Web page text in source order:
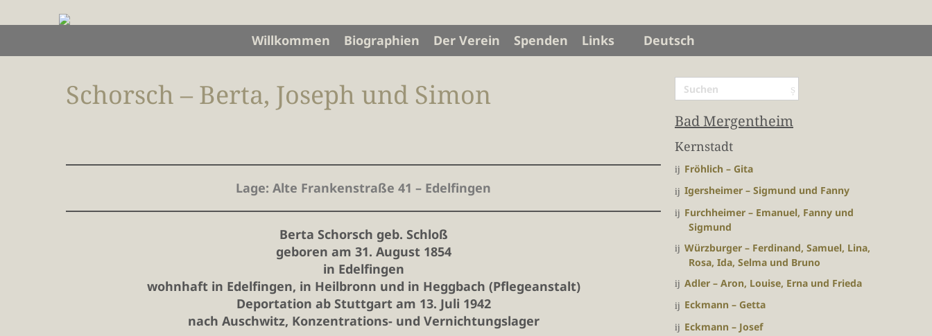
Willkommen Biographien Der Verein Spenden Links Deutsch
Schorsch – Berta, Joseph und Simon
Lage: Alte Frankenstraße 41 – Edelfingen
Berta Schorsch geb. Schloß
geboren am 31. August 1854
in Edelfingen
wohnhaft in Edelfingen, in Heilbronn und in Heggbach (Pflegeanstalt)
Deportation ab Stuttgart am 13. Juli 1942
nach Auschwitz, Konzentrations- und Vernichtungslager
Bad Mergentheim
Kernstadt
Fröhlich – Gita
Igersheimer – Sigmund und Fanny
Furchheimer – Emanuel, Fanny und
Sigmund
Würzburger – Ferdinand, Samuel, Lina,
Rosa, Ida, Selma und Bruno
Adler – Aron, Louise, Erna und Frieda
Eckmann – Getta
Eckmann – Josef